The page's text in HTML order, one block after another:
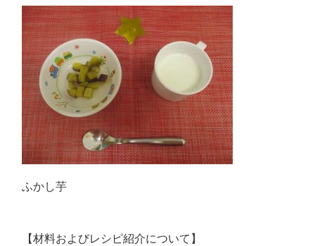
ふかし芋
【材料およびレシピ紹介について】